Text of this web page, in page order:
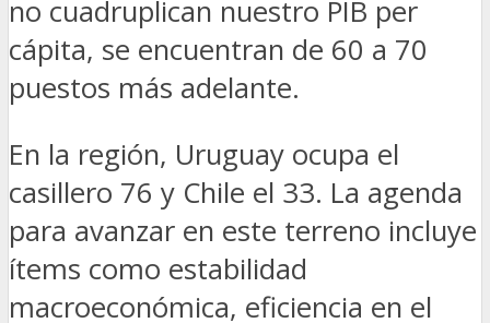
no cuadruplican nuestro PIB per
cápita, se encuentran de 60 a 70
puestos más adelante.
En la región, Uruguay ocupa el
casillero 76 y Chile el 33. La agenda
para avanzar en este terreno incluye
ítems como estabilidad
macroeconómica, eficiencia en el